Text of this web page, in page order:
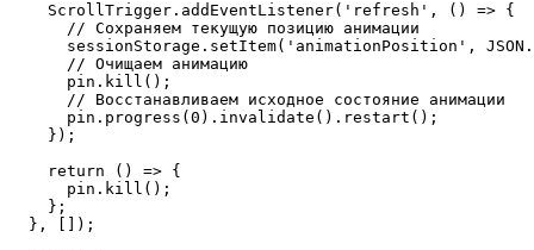
    ScrollTrigger.addEventListener('refresh', () => {
      // Сохраняем текущую позицию анимации
sessionStorage.setItem('animationPosition',
      // Очищаем анимацию
      pin.kill();
      // Восстанавливаем исходное состояние анимации
      pin.progress(0).invalidate().restart();
    });
    return () => {
      pin.kill();
    };
  }, []);